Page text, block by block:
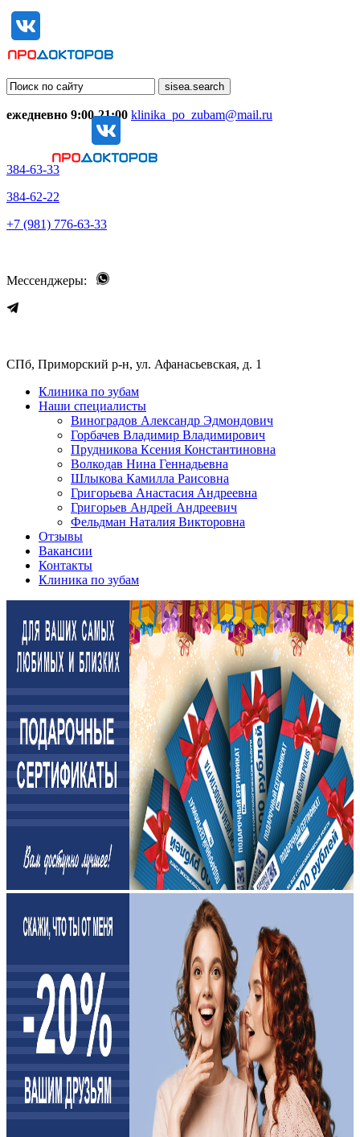
ежедневно 9:00-21:00 klinika_po_zubam@mail.ru
384-63-33
384-62-22
+7 (981) 776-63-33
Мессенджеры:
СПб, Приморский р-н, ул. Афанасьевская, д. 1
Клиника по зубам
Наши специалисты
Виноградов Александр Эдмондович
Горбачев Владимир Владимирович
Прудникова Ксения Константиновна
Волкодав Нина Геннадьевна
Шлыкова Камилла Раисовна
Григорьева Анастасия Андреевна
Григорьев Андрей Андреевич
Фельдман Наталия Викторовна
Отзывы
Вакансии
Контакты
Клиника по зубам